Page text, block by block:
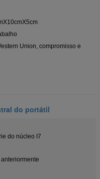
Union, compromisso e
do portátil
do núcleo I7